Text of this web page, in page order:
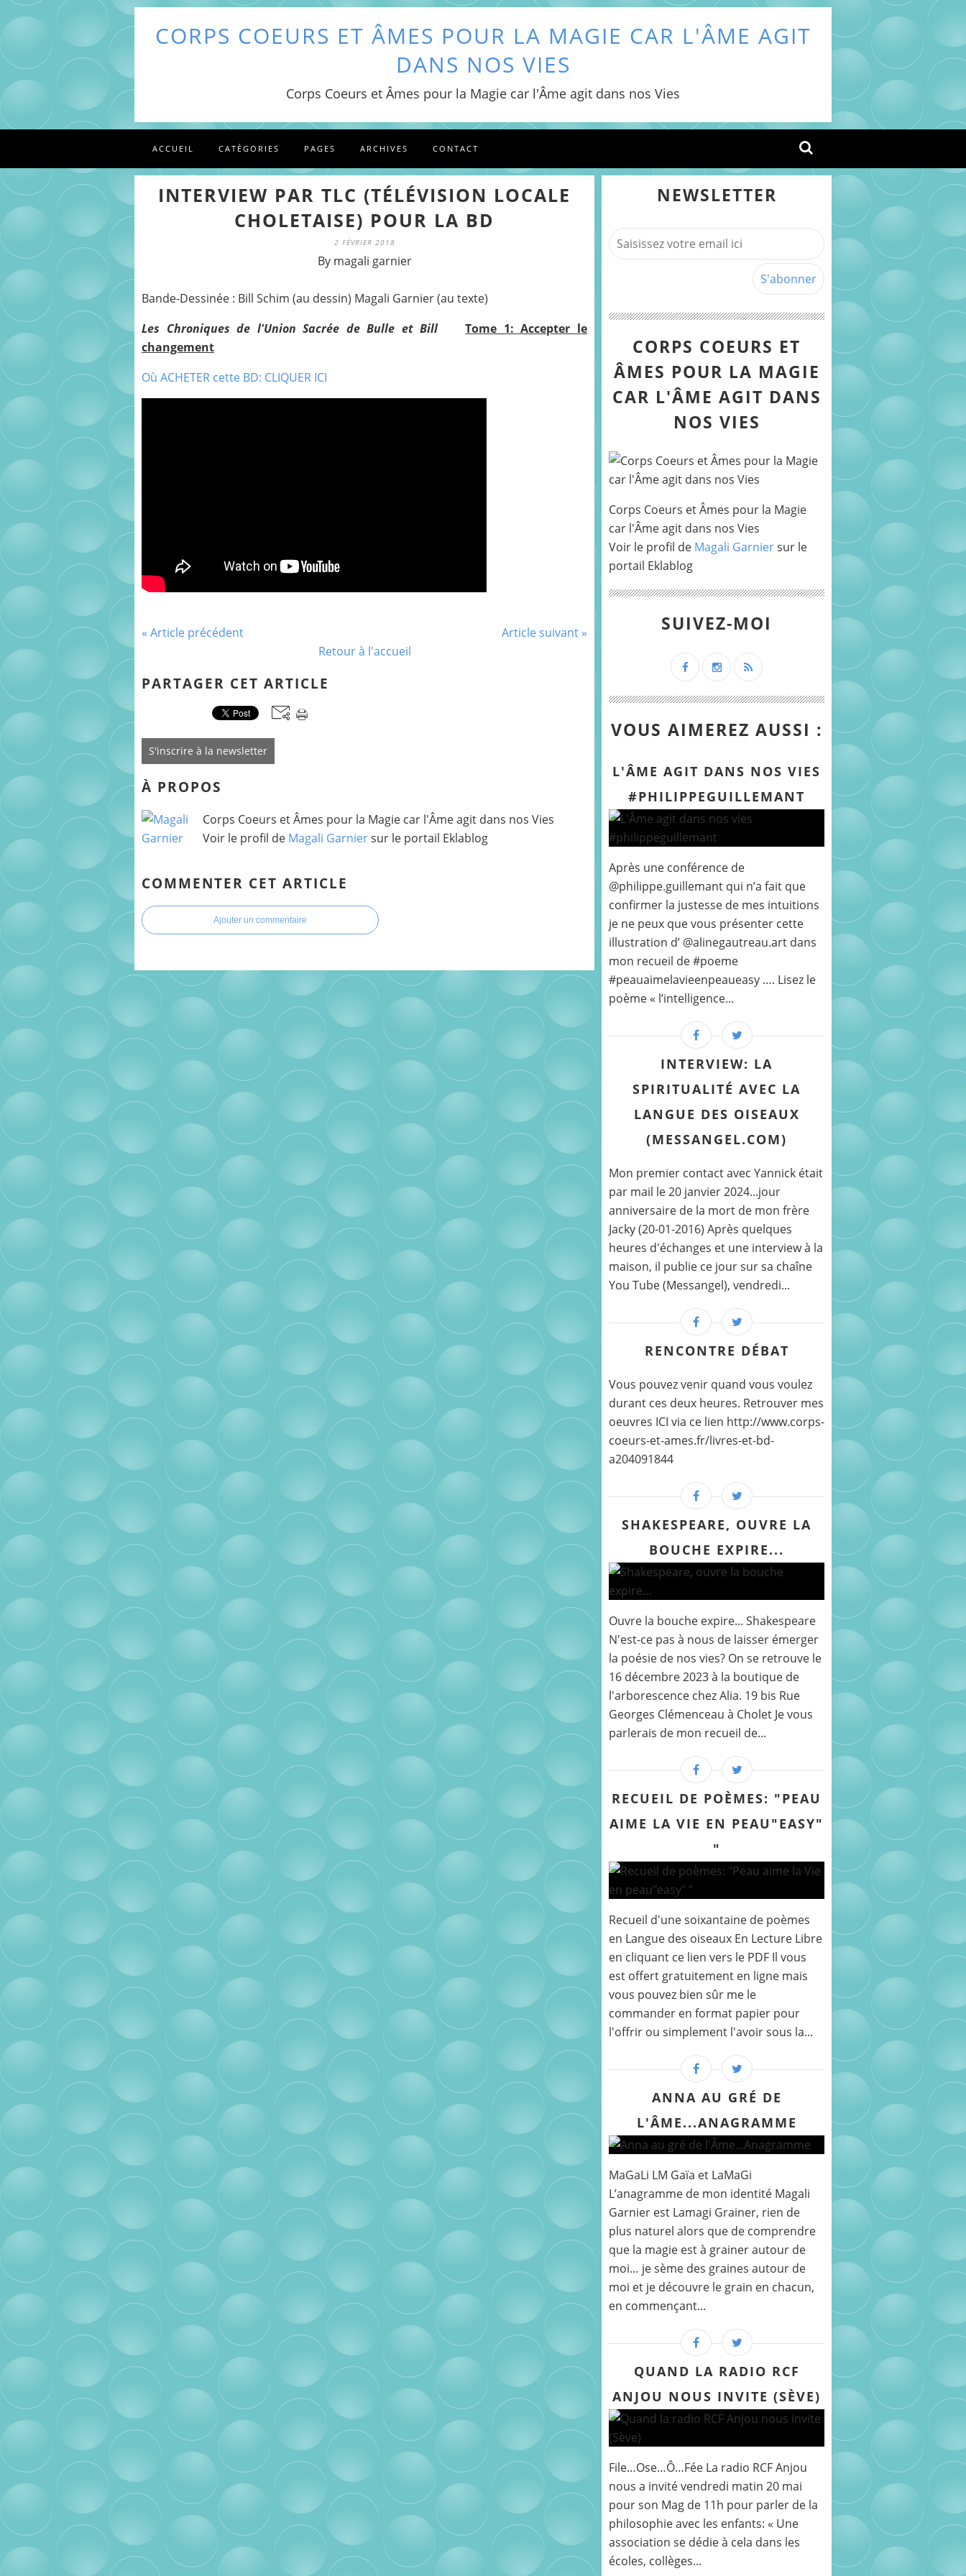
CORPS COEURS ET ÂMES POUR LA MAGIE CAR L'ÂME AGIT
DANS NOS VIES
Corps Coeurs et Âmes pour la Magie car l'Âme agit dans nos Vies
ACCUEIL CATÉGORIES PAGES ARCHIVES CONTACT
INTERVIEW PAR TLC (TÉLÉVISION LOCALE
CHOLETAISE) POUR LA BD
2 FÉVRIER 2018
By magali garnier
Bande-Dessinée : Bill Schim (au dessin) Magali Garnier (au texte)
Les Chroniques de l'Union Sacrée de Bulle et Bill
Tome 1: Accepter le
changement
Où ACHETER cette BD: CLIQUER ICI
« Article précédent
Article suivant »
Retour à l'accueil
PARTAGER CET ARTICLE
S'inscrire à la newsletter
À PROPOS
Corps Coeurs et Âmes pour la Magie car l'Âme agit dans nos Vies
Voir le profil de Magali Garniersur le portail Eklablog
COMMENTER CET ARTICLE
Ajouter un commentaire
NEWSLETTER
CORPS COEURS ET
ÂMES POUR LA MAGIE
CAR L'ÂME AGIT DANS
NOS VIES
Corps Coeurs et Âmes pour la Magie
car l'Âme agit dans nos Vies
Voir le profil de Magali Garniersur le
portail Eklablog
SUIVEZ-MOI
VOUS AIMEREZ AUSSI :
L'ÂME AGIT DANS NOS VIES
#PHILIPPEGUILLEMANT
Après une conférence de
@philippe.guillemant qui n’a fait que
confirmer la justesse de mes intuitions
je ne peux que vous présenter cette
illustration d’ @alinegautreau.art dans
mon recueil de #poeme
#peauaimelavieenpeaueasy …. Lisez le
poème « l’intelligence...
INTERVIEW: LA
SPIRITUALITÉ AVEC LA
LANGUE DES OISEAUX
(MESSANGEL.COM)
Mon premier contact avec Yannick était
par mail le 20 janvier 2024...jour
anniversaire de la mort de mon frère
Jacky (20-01-2016) Après quelques
heures d'échanges et une interview à la
maison, il publie ce jour sur sa chaîne
You Tube (Messangel), vendredi...
RENCONTRE DÉBAT
Vous pouvez venir quand vous voulez
durant ces deux heures. Retrouver mes
oeuvres ICI via ce lien http://www.corps-
coeurs-et-ames.fr/livres-et-bd-
a204091844
SHAKESPEARE, OUVRE LA
BOUCHE EXPIRE...
Ouvre la bouche expire... Shakespeare
N'est-ce pas à nous de laisser émerger
la poésie de nos vies? On se retrouve le
16 décembre 2023 à la boutique de
l'arborescence chez Alia. 19 bis Rue
Georges Clémenceau à Cholet Je vous
parlerais de mon recueil de...
RECUEIL DE POÈMES: "PEAU
AIME LA VIE EN PEAU"EASY"
"
Recueil d'une soixantaine de poèmes
en Langue des oiseaux En Lecture Libre
en cliquant ce lien vers le PDF Il vous
est offert gratuitement en ligne mais
vous pouvez bien sûr me le
commander en format papier pour
l'offrir ou simplement l'avoir sous la...
ANNA AU GRÉ DE
L'ÂME...ANAGRAMME
MaGaLi LM Gaïa et LaMaGi
L’anagramme de mon identité Magali
Garnier est Lamagi Grainer, rien de
plus naturel alors que de comprendre
que la magie est à grainer autour de
moi… je sème des graines autour de
moi et je découvre le grain en chacun,
en commençant...
QUAND LA RADIO RCF
ANJOU NOUS INVITE (SÈVE)
File…Ose…Ô…Fée La radio RCF Anjou
nous a invité vendredi matin 20 mai
pour son Mag de 11h pour parler de la
philosophie avec les enfants: « Une
association se dédie à cela dans les
écoles, collèges...